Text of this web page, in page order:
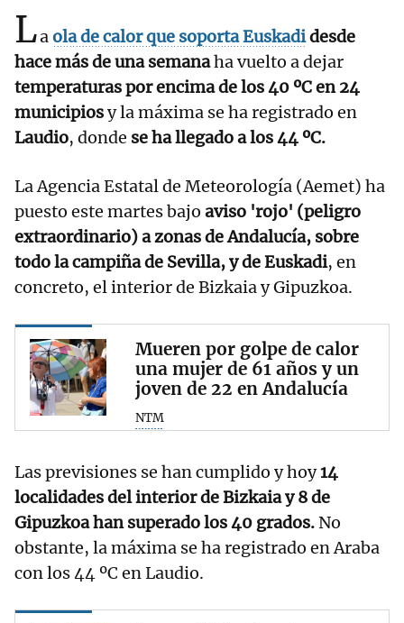
Laola de calor que soporta Euskadidesde
hace más de una semanaha vuelto a dejar
temperaturas por encima de los 40 ºC en 24
municipiosy la máxima se ha registrado en
Laudio, donde se ha llegado a los 44 ºC.
La Agencia Estatal de Meteorología (Aemet) ha
puesto este martes bajo aviso 'rojo' (peligro
extraordinario) a zonas de Andalucía, sobre
todo la campiña de Sevilla, y de Euskadi, en
concreto, el interior de Bizkaia y Gipuzkoa.
Mueren por golpe de calor
una mujer de 61 años y un
joven de 22 en Andalucía
NTM
Las previsiones se han cumplido y hoy14
localidades del interior de Bizkaia y 8 de
Gipuzkoa han superado los 40 grados. No
obstante, la máxima se ha registrado en Araba
con los 44 ºC en Laudio.